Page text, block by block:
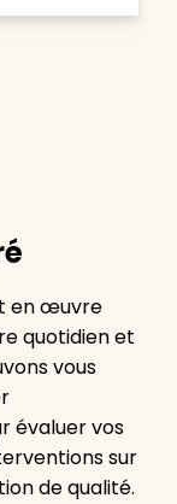
en œuvre
quotidien et
vous
évaluer vos
sur
de qualité.